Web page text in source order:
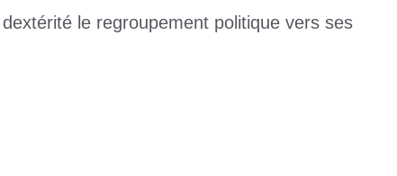
le regroupement politique vers ses